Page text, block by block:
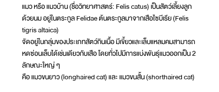
แมว หรือ แมวบ้าน (ชื่อวิทยาศาสตร์: Felis catus) เป็นสัตว์เลี้ยงลูก
ด้วยนม อยู่ในตระกูล Felidae ต้นตระกูลมาจากเสือไซบีเรีย (Felis
tigris altaica)
จัดอยู่ในกลุ่มของประเภทสัตว์กินเนื้อ มีเขี้ยวและเล็บแหลมคมสามารถ
หดซ่อนเล็บได้เช่นเดียวกับเสือ โดยทั่วไปมีการแบ่งพันธุ์แมวออกเป็น 2
ลักษณะใหญ่ ๆ
คือ แมวขนยาว (longhaired cat) และ แมวขนสั้น (shorthaired cat)